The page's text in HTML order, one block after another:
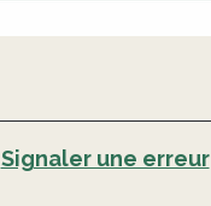
Signaler une erreur